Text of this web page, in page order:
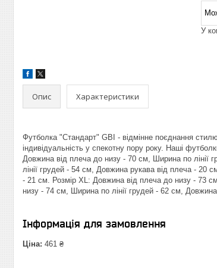
У
Опис Характеристики
Футболка "Стандарт" GBI - відмінне поєднання
індивідуальність у спекотну пору року. Наші
Довжина від плеча до низу - 70 см, Ширина по
лінії грудей - 54 см, Довжина рукава від плеча - 20
- 21 см. Розмір XL: Довжина від плеча до низу - 73
низу - 74 см, Ширина по лінії грудей - 62 см,
Інформація для замовлення
Ціна: 461 ₴